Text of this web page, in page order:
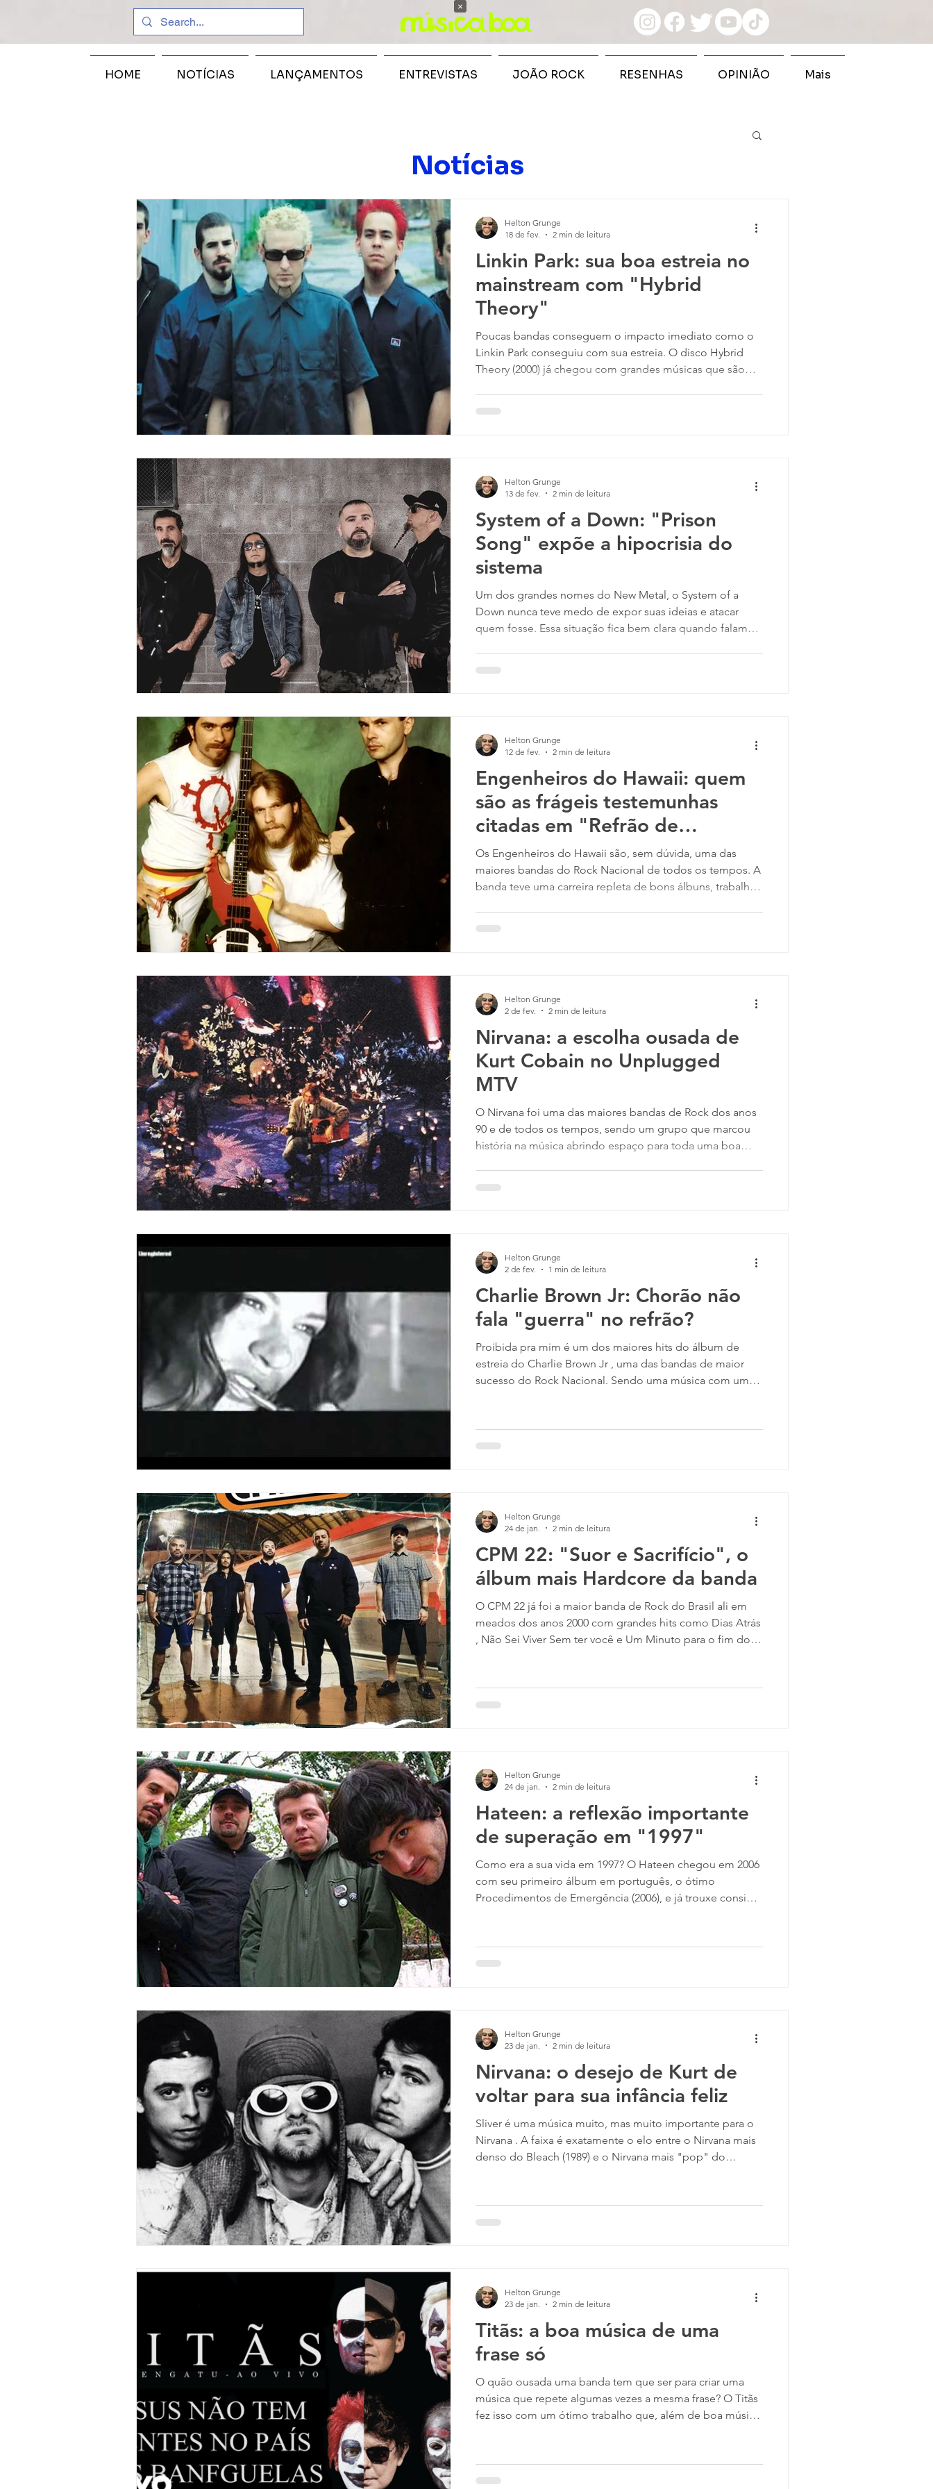
Linkin Park: sua boa estreia no
mainstream com "Hybrid
Theory"
Poucas bandas conseguem o impacto imediato como o
Linkin Park conseguiu com sua estreia. O disco Hybrid
Theory (2000) já chegou com grandes músicas que são
vez por todas o cenário musical da época. Os anos 90
bem com
Helton Grunge
18 de fev.
2 min de leitura
System of a Down: "Prison
Song" expõe a hipocrisia do
sistema
Um dos grandes nomes do New Metal, o System of a
Down nunca teve medo de expor suas ideias e atacar
quem fosse. Essa situação fica bem clara quando falamos
A música traz uma abertura diferenciada, causando tensão
Helton Grunge
13 de fev.
2 min de leitura
Engenheiros do Hawaii: quem
são as frágeis testemunhas
citadas em "Refrão de
Bolero"?
Os Engenheiros do Hawaii são, sem dúvida, uma das
maiores bandas do Rock Nacional de todos os tempos. A
banda teve uma carreira repleta de bons álbuns, trabalhos
quando abandonou a faculdade para seguir carreira na
Helton Grunge
12 de fev.
2 min de leitura
Nirvana: a escolha ousada de
Kurt Cobain no Unplugged
MTV
O Nirvana foi uma das maiores bandas de Rock dos anos
90 e de todos os tempos, sendo um grupo que marcou
história na música abrindo espaço para toda uma boa
presença de Kurt Cobain , sendo icônico e excêntrico
del
Helton Grunge
2 de fev.
2 min de leitura
Charlie Brown Jr: Chorão não
fala "guerra" no refrão?
Proibida pra mim é um dos maiores hits do álbum de
estreia do Charlie Brown Jr , uma das bandas de maior
sucesso do Rock Nacional. Sendo uma música com uma
declaração de amor de Chorão para a mulher que viria a
ser sua esposa, Graziela Gonçalves , apelidada de Grazon
Helton Grunge
2 de fev.
1 min de leitura
CPM 22: "Suor e Sacrifício", o
álbum mais Hardcore da banda
O CPM 22 já foi a maior banda de Rock do Brasil ali em
meados dos anos 2000 com grandes hits como Dias Atrás
, Não Sei Viver Sem ter você e Um Minuto para o fim do
você não sabe o que está perdendo! É inegável que a
banda ainda segue sendo bem relevante na cena Rock,
Helton Grunge
24 de jan.
2 min de leitura
Hateen: a reflexão importante
de superação em "1997"
Como era a sua vida em 1997? O Hateen chegou em 2006
com seu primeiro álbum em português, o ótimo
Procedimentos de Emergência (2006), e já trouxe consigo
Koala , vocalista e o compositor da faixa, deixa claro que
o ano citado no título da música foi importante demais
Helton Grunge
24 de jan.
2 min de leitura
Nirvana: o desejo de Kurt de
voltar para sua infância feliz
Sliver é uma música muito, mas muito importante para o
Nirvana . A faixa é exatamente o elo entre o Nirvana mais
denso do Bleach (1989) e o Nirvana mais "pop" do
uma narrativa simples que mostra a história de um garoto
que fica com os avós enquanto seus pais vão a um show
Helton Grunge
23 de jan.
2 min de leitura
Titãs: a boa música de uma
frase só
O quão ousada uma banda tem que ser para criar uma
música que repete algumas vezes a mesma frase? O Titãs
fez isso com um ótimo trabalho que, além de boa música,
transição, mostrando a sonoridade pesada que a banda já
havia apresentado no trabalho anterior em Cabeça
Helton Grunge
23 de jan.
2 min de leitura
Notícias
HOME NOTÍCIAS LANÇAMENTOS ENTREVISTAS JOÃO ROCK RESENHAS OPINIÃO Mais
×